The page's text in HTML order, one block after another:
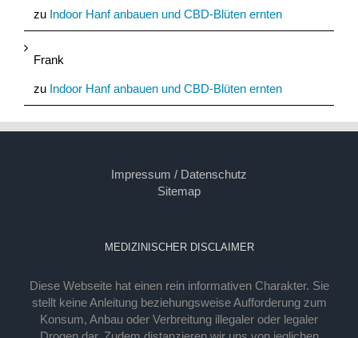
zu Indoor Hanf anbauen und CBD-Blüten ernten
Frank
zu Indoor Hanf anbauen und CBD-Blüten ernten
Impressum / Datenschutz
Sitemap
MEDIZINISCHER DISCLAIMER
Diese Webseite hat einen rein informativen Charakter. Sie
stellt keine Anleitung beziehungsweise Aufforderung zum
Konsum, Anbau oder Verbreitung illegaler oder legaler